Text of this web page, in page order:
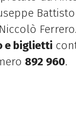
e biglietti
892 960.